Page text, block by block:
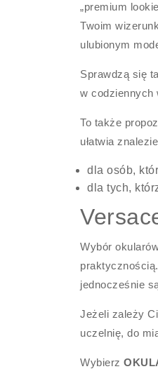
„premium
Twoim
ulubionym
Sprawdzą się
w codziennych
To także
ułatwia
dla osób,
dla tych,
Wybór
jednocześnie
Jeżeli zależy
uczelnię, do
Wybierz